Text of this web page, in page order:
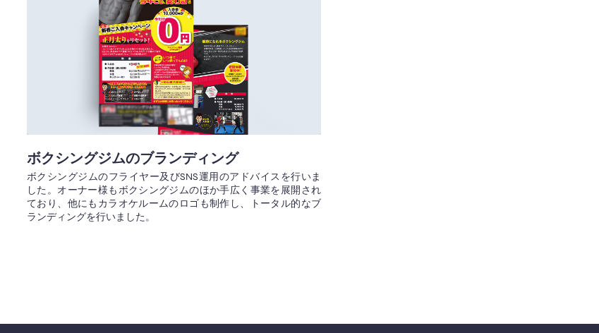
ボクシングジムのブランディング
ボクシングジムのフライヤー及びSNS運用のアドバイスを行いま
した。オーナー様もボクシングジムのほか手広く事業を展開され
ており、他にもカラオケルームのロゴも制作し、トータル的なブ
ランディングを行いました。